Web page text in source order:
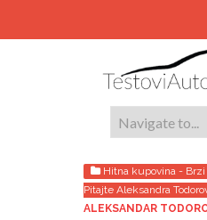
Hitna kupovina - Brzi
Pitajte Aleksandra
ALEKSANDAR